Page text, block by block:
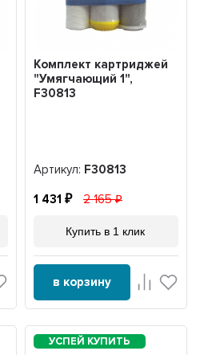
Комплект картриджей
"Умягчающий 1",
F30813
Артикул: F30813
1 431 2 165
Купить в 1 клик
в корзину